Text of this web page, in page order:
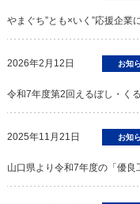
やまぐち”とも×いく”応援企業
2026年2月12日 お知
令和7年度第2回えるぼし・く
2025年11月21日 お知
山口県より令和7年度の「優良